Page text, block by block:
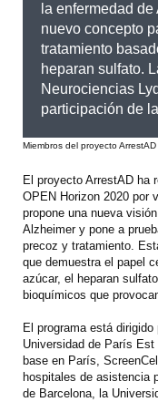
la enfermedad
nuevo concepto
tratamiento
heparan sulfato.
Neurociencias
participación de
Miembros del proyecto ArrestAD
El proyecto ArrestAD ha
OPEN Horizon 2020 por
propone una nueva
Alzheimer y pone a
precoz y tratamiento.
que demuestra el papel
azúcar, el heparan
bioquímicos que
El programa está
Universidad de París
base en París,
hospitales de asistencia
de Barcelona, ​​la